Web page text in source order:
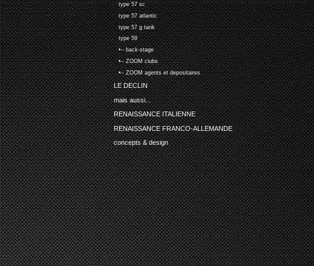
type 57 sc
type 57 atlantic
type 57 g tank
type 59
•-- back-stage
•-- ZOOM clubs
•-- ZOOM agents et depositaires
LE DECLIN
mais aussi...
RENAISSANCE ITALIENNE
RENAISSANCE FRANCO-ALLEMANDE
concepts & design